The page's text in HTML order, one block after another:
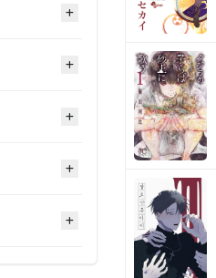
2020
2020
2020
2020
2020
2020
2020
2020
2020
2020